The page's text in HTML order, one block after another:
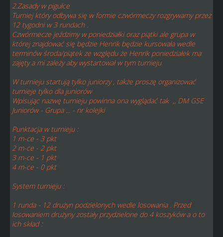
2.Zasady w pigułce
Turniej który odbywa się w formie czwórmeczy rozgrywamy przez
12 tygodni w 3 rundach .
Czwórmecze jeździmy w poniedziałki oraz piątki ale grupa w
której znajdować się będzie Henrik będzie kursowała wedle
terminów środa/piątek ze względu że Henrik poniedziałek ma
zajęty a mi zależy aby wystartował w tym turnieju
W turnieju startują tylko juniorzy , także proszę organizować
turnieje tylko dla juniorów
Wpisując nazwę turnieju powinna ona wyglądać tak ,, DM GSE
Juniorów - Grupa ... - nr kolejki
Punktacja w turnieju :
1 m-ce - 3 pkt
2 m-ce - 2 pkt
3 m-ce - 1 pkt
4 m-ce - 0 pkt
System turnieju :
1 runda - 12 drużyn podzielonych wedle losowania . Przed
losowaniem drużyny zostały przydzielone do 4 koszyków a o to
ich skład :